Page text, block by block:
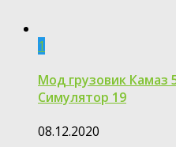
1
Мод грузовик Камаз
Симулятор 19
08.12.2020